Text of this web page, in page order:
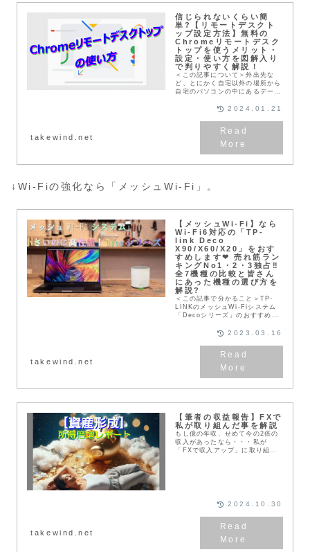
信じられないくらい簡
単?【リモートデスクト
ップ設定方法】無料の
Chromeリモートデスク
トップを使うメリット・
設定・使い方を図解入り
で判りやすく解説！
＜この記事について＞外出先な
ど、とにかく自宅以外の場所から
自宅のパソコンの中にあるデータ
るのに！といった経験をお持ちの
takewind.net
2024.01.21
↓Wi-Fiの強化なら「メッシュWi-Fi」。
【メッシュWi-Fi】なら
Wi-Fi6対応の「TP-
link Deco
X90/X60/X20」をおす
すめします❤ 売れ筋ラン
キングNo1・2・3独占‼️
全7機種の比較と皆さん
にあった機種の選び方を
解説?
＜この記事で分かること＞TP-
LINKのメッシュWi-Fiシステム
「Decoシリーズ」のおすすめ機
位を独占するのか？その理由を全
takewind.net
2023.03.16
【筆者の収益報告】FXで
私が取り組んだ事を解説
もし億の年収、せめて今の2倍の
収入があったなら・・・私が
「FXで収入アップ」に取り組ん
takewind.net
2024.10.30